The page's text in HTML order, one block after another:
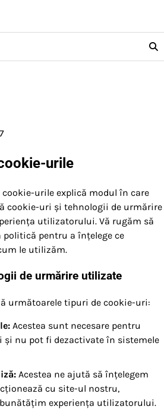
urile
urile explică modul în care
cookie-uri și tehnologii de urmărire
utilizatorului. Vă rugăm să
pentru a înțelege ce
le utilizăm.
de urmărire utilizate
următoarele tipuri de cookie-uri:
Acestea sunt necesare pentru
nu pot fi dezactivate în sistemele
Acestea ne ajută să înțelegem
cu site-ul nostru,
experiența utilizatorului.